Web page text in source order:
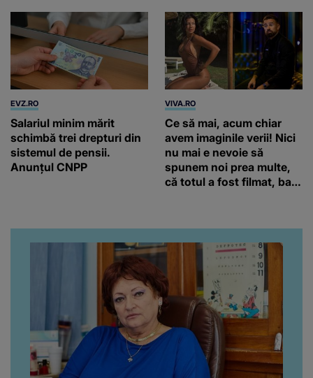
EVZ.RO
Salariul minim mărit
schimbă trei drepturi din
sistemul de pensii.
Anunțul CNPP
VIVA.RO
Ce să mai, acum chiar
avem imaginile verii! Nici
nu mai e nevoie să
spunem noi prea multe,
că totul a fost filmat, ba
da, frumoasa iubită a lui
Florin Ristei e...